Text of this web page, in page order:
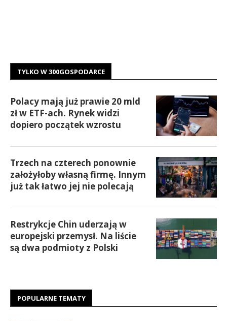
TYLKO W 300GOSPODARCE
Polacy mają już prawie 20 mld
zł w ETF-ach. Rynek widzi
dopiero początek wzrostu
Trzech na czterech ponownie
założyłoby własną firmę. Innym
już tak łatwo jej nie polecają
Restrykcje Chin uderzają w
europejski przemysł. Na liście
są dwa podmioty z Polski
POPULARNE TEMATY